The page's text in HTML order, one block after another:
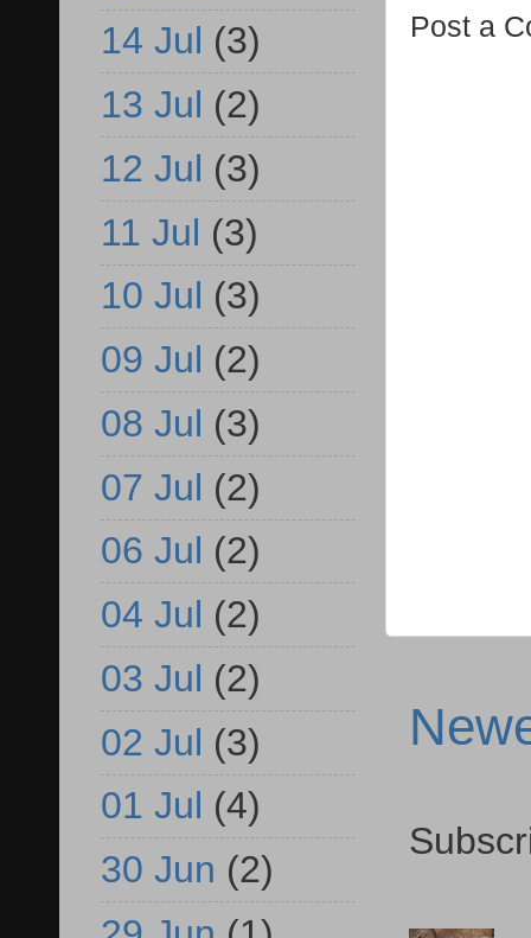
Post a
14 Jul (3)
13 Jul (2)
12 Jul (3)
11 Jul (3)
10 Jul (3)
09 Jul (2)
08 Jul (3)
07 Jul (2)
06 Jul (2)
04 Jul (2)
03 Jul (2)
02 Jul (3)
01 Jul (4)
30 Jun (2)